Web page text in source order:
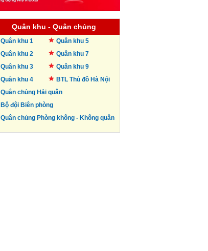
Quân khu - Quân chủng
Quân khu 1
Quân khu 2
Quân khu 3
Quân khu 4
Quân khu 5
Quân khu 7
Quân khu 9
BTL Thủ đô Hà Nội
Quân chủng Hải quân
Bộ đội Biên phòng
Quân chủng Phòng không - Không quân